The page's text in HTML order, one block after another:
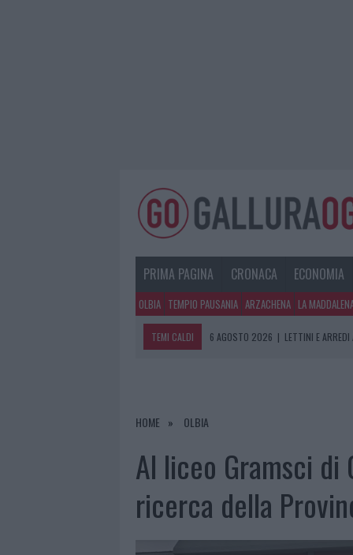
PRIMA PAGINA CRONACA ECONOMIA
OLBIA TEMPIO PAUSANIA ARZACHENA LA
TEMI CALDI 6 AGOSTO 2026 | LETTINI E
6 AGOSTO 2026
HOME OLBIA
Al liceo Gramsci di
ricerca della